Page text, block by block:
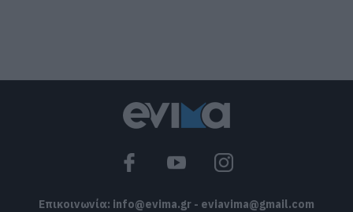
Οδηγός λεωφορείου υπέστη καρδιακό
επεισόδιο ενώ οδηγούσε
Επικοινωνία: info@evima.gr - eviavima@gmail.com